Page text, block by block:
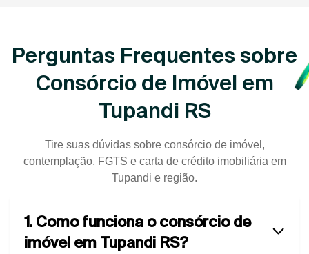
Perguntas Frequentes sobre
Consórcio de Imóvel em
Tupandi RS
Tire suas dúvidas sobre consórcio de imóvel,
contemplação, FGTS e carta de crédito imobiliária em
Tupandi e região.
1. Como funciona o consórcio de
imóvel em Tupandi RS?